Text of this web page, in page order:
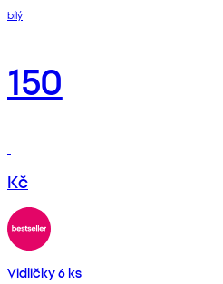
bílý
150
Kč
Vidličky 6 ks